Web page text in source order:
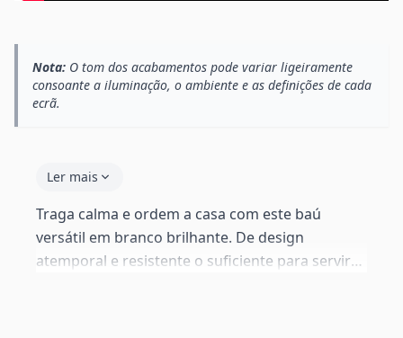
Nota: O tom dos acabamentos pode variar ligeiramente
consoante a iluminação, o ambiente e as definições de cada
ecrã.
Ler mais
Traga calma e ordem a casa com este baú
versátil em branco brilhante. De design
atemporal e resistente o suficiente para servir